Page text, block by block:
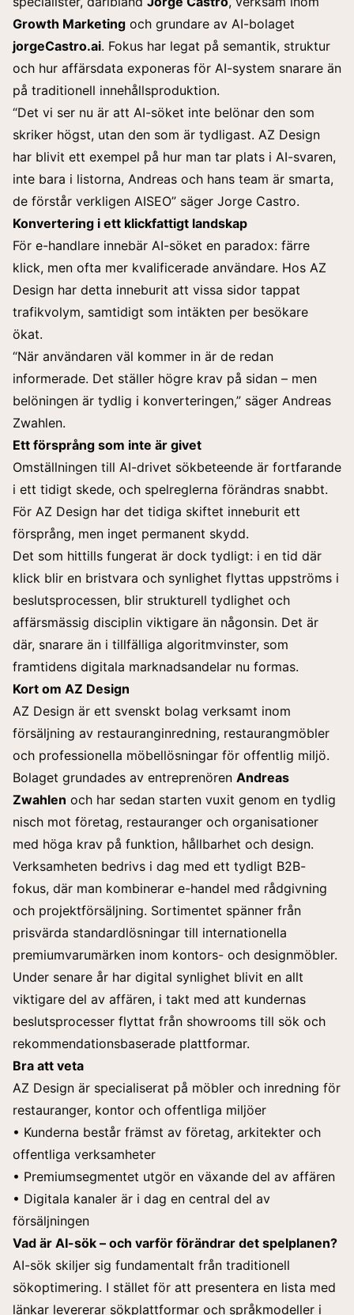
Growth Marketing och grundare av AI-bolaget
jorgeCastro.ai. Fokus har legat på semantik, struktur
och hur affärsdata exponeras för AI-system snarare än
på traditionell innehållsproduktion.
“Det vi ser nu är att AI-söket inte belönar den som
skriker högst, utan den som är tydligast. AZ Design
har blivit ett exempel på hur man tar plats i AI-svaren,
inte bara i listorna, Andreas och hans team är smarta,
de förstår verkligen AISEO” säger Jorge Castro.
Konvertering i ett klickfattigt landskap
För e-handlare innebär AI-söket en paradox: färre
klick, men ofta mer kvalificerade användare. Hos AZ
Design har detta inneburit att vissa sidor tappat
trafikvolym, samtidigt som intäkten per besökare
ökat.
“När användaren väl kommer in är de redan
informerade. Det ställer högre krav på sidan – men
belöningen är tydlig i konverteringen,” säger Andreas
Zwahlen.
Ett försprång som inte är givet
Omställningen till AI-drivet sökbeteende är fortfarande
i ett tidigt skede, och spelreglerna förändras snabbt.
För AZ Design har det tidiga skiftet inneburit ett
försprång, men inget permanent skydd.
Det som hittills fungerat är dock tydligt: i en tid där
klick blir en bristvara och synlighet flyttas uppströms i
beslutsprocessen, blir strukturell tydlighet och
affärsmässig disciplin viktigare än någonsin. Det är
där, snarare än i tillfälliga algoritmvinster, som
framtidens digitala marknadsandelar nu formas.
Kort om AZ Design
AZ Design är ett svenskt bolag verksamt inom
försäljning av restauranginredning, restaurangmöbler
och professionella möbellösningar för offentlig miljö.
Bolaget grundades av entreprenören Andreas
Zwahlen och har sedan starten vuxit genom en tydlig
nisch mot företag, restauranger och organisationer
med höga krav på funktion, hållbarhet och design.
Verksamheten bedrivs i dag med ett tydligt B2B-
fokus, där man kombinerar e-handel med rådgivning
och projektförsäljning. Sortimentet spänner från
prisvärda standardlösningar till internationella
premiumvarumärken inom kontors- och designmöbler.
Under senare år har digital synlighet blivit en allt
viktigare del av affären, i takt med att kundernas
beslutsprocesser flyttat från showrooms till sök och
rekommendationsbaserade plattformar.
Bra att veta
AZ Design är specialiserat på möbler och inredning för
restauranger, kontor och offentliga miljöer
• Kunderna består främst av företag, arkitekter och
offentliga verksamheter
• Premiumsegmentet utgör en växande del av affären
• Digitala kanaler är i dag en central del av
försäljningen
Vad är AI-sök – och varför förändrar det spelplanen?
AI-sök skiljer sig fundamentalt från traditionell
sökoptimering. I stället för att presentera en lista med
länkar levererar sökplattformar och språkmodeller i